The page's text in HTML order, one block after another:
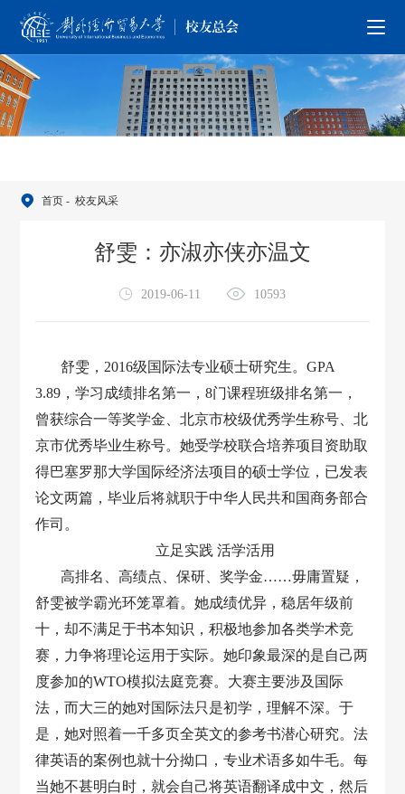
首页 - 校友风采
舒雯：亦淑亦侠亦温文
2019-06-11 10593
舒雯，2016级国际法专业硕士研究生。GPA
3.89，学习成绩排名第一，8门课程班级排名第一，
曾获综合一等奖学金、北京市校级优秀学生称号、北
京市优秀毕业生称号。她受学校联合培养项目资助取
得巴塞罗那大学国际经济法项目的硕士学位，已发表
论文两篇，毕业后将就职于中华人民共和国商务部合
作司。
立足实践 活学活用
高排名、高绩点、保研、奖学金……毋庸置疑，
舒雯被学霸光环笼罩着。她成绩优异，稳居年级前
十，却不满足于书本知识，积极地参加各类学术竞
赛，力争将理论运用于实际。她印象最深的是自己两
度参加的WTO模拟法庭竞赛。大赛主要涉及国际
法，而大三的她对国际法只是初学，理解不深。于
是，她对照着一千多页全英文的参考书潜心研究。法
律英语的案例也就十分拗口，专业术语多如牛毛。每
当她不甚明白时，就会自己将英语翻译成中文，然后